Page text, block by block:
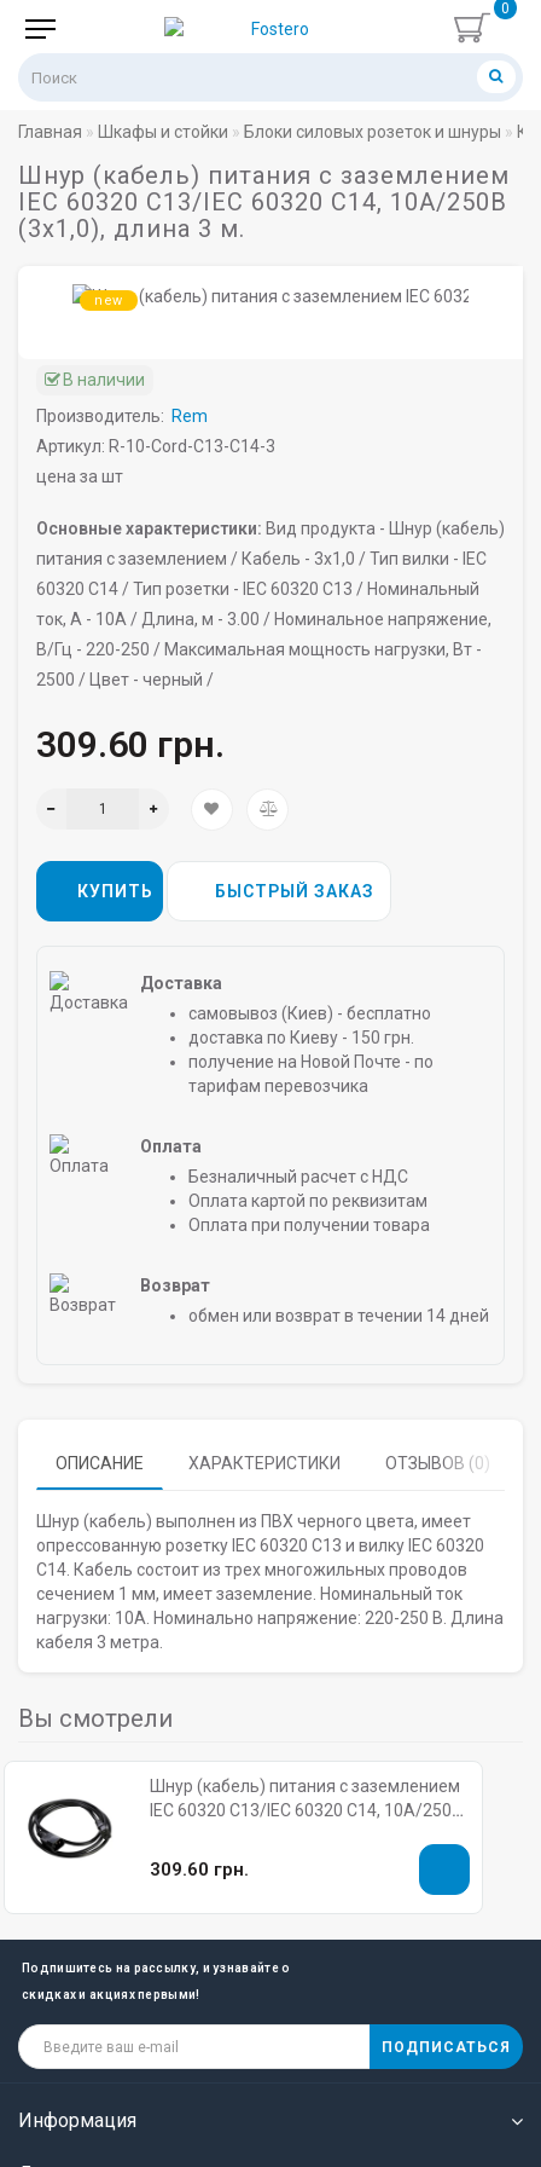
0
Главная Шкафы и стойки Блоки силовых розеток и шнуры
Шнур (кабель) питания с заземлением
IEC 60320 C13/IEC 60320 C14, 10А/250В
(3x1,0), длина 3 м.
new
В наличии
Производитель: Rem
Артикул: R-10-Cord-C13-C14-3
цена за шт
Основные характеристики: Вид продукта - Шнур (кабель)
питания с заземлением / Кабель - 3х1,0 /Тип вилки - IEC
60320 C14 /Тип розетки - IEC 60320 C13 / Номинальный
ток, А - 10А / Длина, м - 3.00 / Номинальное напряжение,
В/Гц - 220-250 / Максимальная мощность нагрузки, Вт -
2500 / Цвет - черный /
309.60 грн.
КУПИТЬ БЫСТРЫЙ ЗАКАЗ
Доставка
самовывоз (Киев) - бесплатно
доставка по Киеву - 150 грн.
получение на Новой Почте - по
тарифам перевозчика
Оплата
Безналичный расчет с НДС
Оплата картой по реквизитам
Оплата при получении товара
Возврат
обмен или возврат в течении 14 дней
ОПИСАНИЕ ХАРАКТЕРИСТИКИ ОТЗЫВОВ (0)
Шнур (кабель) выполнен из ПВХ черного цвета, имеет
опрессованную розетку IEC 60320 C13 и вилку IEC 60320
C14. Кабель состоит из трех многожильных проводов
сечением 1 мм, имеет заземление. Номинальный ток
нагрузки: 10А. Номинально напряжение: 220-250 В. Длина
кабеля 3 метра.
Вы смотрели
Шнур (кабель) питания с заземлением
IEC 60320 C13/IEC 60320 C14, 10А/250В
309.60 грн.
Подпишитесь на рассылку, и узнавайте о
скидках и акциях первыми!
ПОДПИСАТЬСЯ
Информация